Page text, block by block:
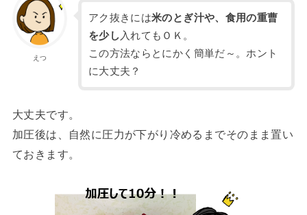
えつ
アク抜きには米のとぎ汁や、食用の重曹
を少し 入れてもＯＫ。
この方法ならとにかく簡単だ～。ホント
に大丈夫？
大丈夫です。
加圧後は、自然に圧力が下がり冷めるまでそのまま置い
ておきます。